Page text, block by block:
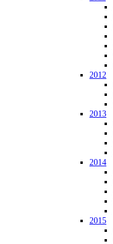
2012
2013
2014
2015